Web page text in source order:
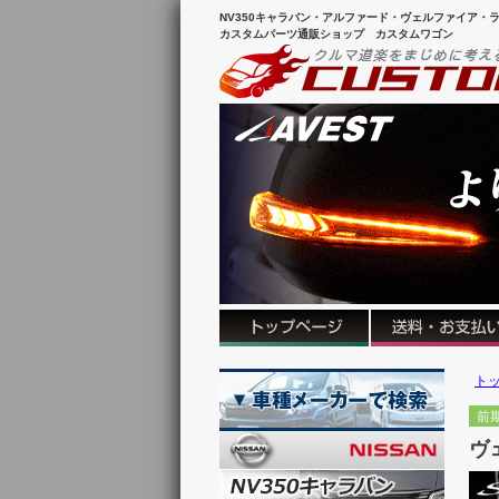
NV350キャラバン・アルファード・ヴェルファイア・
カスタムパーツ通販ショップ カスタムワゴン
ト
前
ヴ